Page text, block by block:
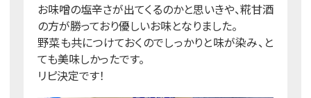
お味噌の塩辛さが出てくるのかと思いきや、糀甘酒
の方が勝っており優しいお味となりました。
野菜も共につけておくのでしっかりと味が染み、と
ても美味しかったです。
リピ決定です！